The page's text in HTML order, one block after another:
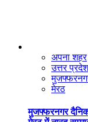
अपना शहर
उत्तर प्रदेश
मेरठ
मुजफ्फरनगर